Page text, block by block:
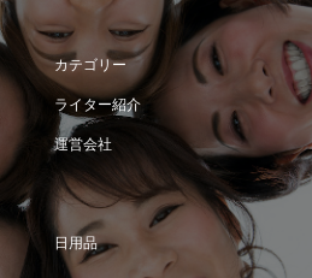
カテゴリー
ライター紹介
運営会社
日用品